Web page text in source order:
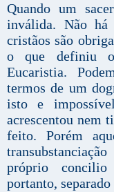
Quando um
inválida. Não há
cristãos são
o que definiu
Eucaristia.
termos de um
isto e
acrescentou nem
feito. Porém
próprio concilio
portanto,